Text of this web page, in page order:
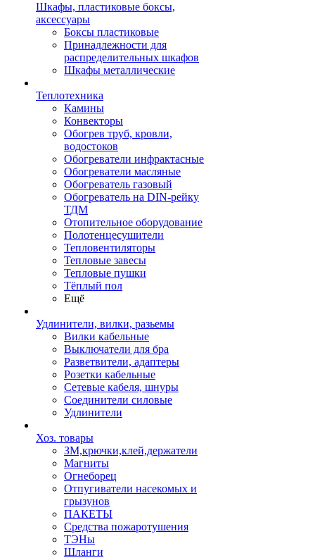
Шкафы, пластиковые боксы,
аксессуары
Боксы пластиковые
Принадлежности для
распределительных шкафов
Шкафы металлические
Теплотехника
Камины
Конвекторы
Обогрев труб, кровли,
водостоков
Обогреватели инфрактасные
Обогреватели масляные
Обогреватель газовый
Обогреватель на DIN-рейку
ТДМ
Отопительное оборудование
Полотенцесушители
Тепловентиляторы
Тепловые завесы
Тепловые пушки
Тёплый пол
Ещё
Удлинители, вилки, разьемы
Вилки кабельные
Выключатели для бра
Разветвители, адаптеры
Розетки кабельные
Сетевые кабеля, шнуры
Соединители силовые
Удлинители
Хоз. товары
ЗМ,крючки,клей,держатели
Магниты
Огнеборец
Отпугиватели насекомых и
грызунов
ПАКЕТЫ
Средства пожаротушения
ТЭНы
Шланги